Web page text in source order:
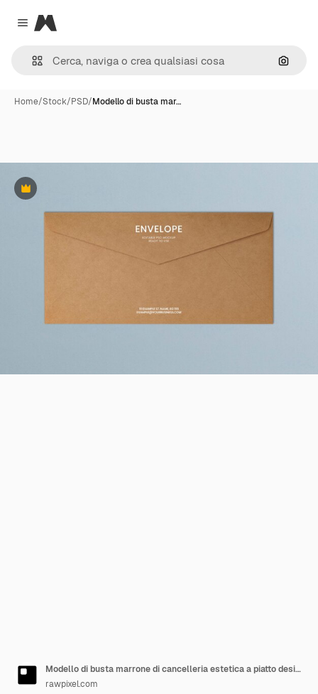
Close menu
Magnific
Cerca
Home/Stock/PSD/Modello di busta mar…
Premium
Modello di busta marrone di cancelleria estetica a piatto design psd
rawpixel.com